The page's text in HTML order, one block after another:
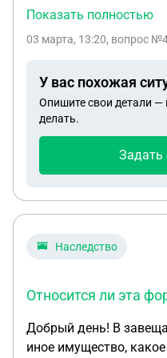
более 5 лет. (жилье не
ли подавать
получается подать.
Показать полностью
03 марта, 13:20, вопрос
У вас похожая
Опишите свои детали —
делать.
Задать
Наследство
Относится ли эта
Добрый день! В завещании указано"Все мои вещи,
иное имущество,